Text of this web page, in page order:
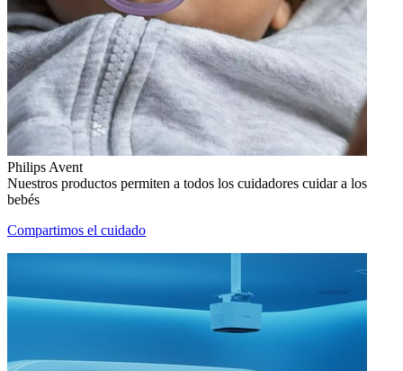
Philips Avent
Nuestros productos permiten a todos los cuidadores cuidar a los
bebés
Compartimos el cuidado